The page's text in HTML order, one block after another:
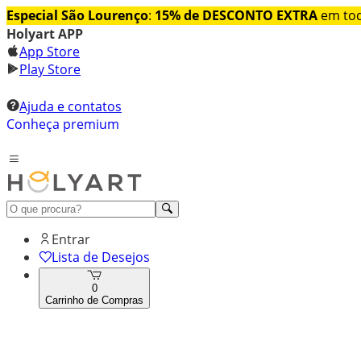
Especial São Lourenço: 15% de DESCONTO EXTRA em
Holyart APP
App Store
Play Store
Ajuda e contatos
Conheça premium
Entrar
Lista de Desejos
0
Carrinho de Compras